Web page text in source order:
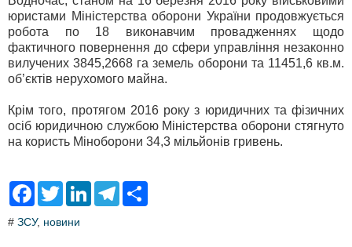
юристами Міністерства оборони України продовжується
робота по 18 виконавчим провадженнях щодо
фактичного повернення до сфери управління незаконно
вилучених 3845,2668 га земель оборони та 11451,6 кв.м.
об’єктів нерухомого майна.
Крім того, протягом 2016 року з юридичних та фізичних
осіб юридичною службою Міністерства оборони стягнуто
на користь Міноборони 34,3 мільйонів гривень.
F
e
T
t
L
T
# ЗСУ, новини